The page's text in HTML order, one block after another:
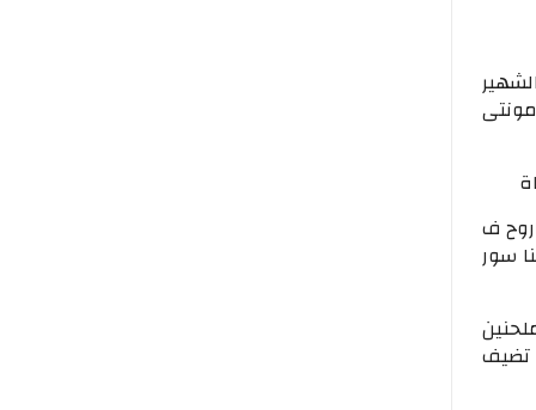
ف
سور
تضيف